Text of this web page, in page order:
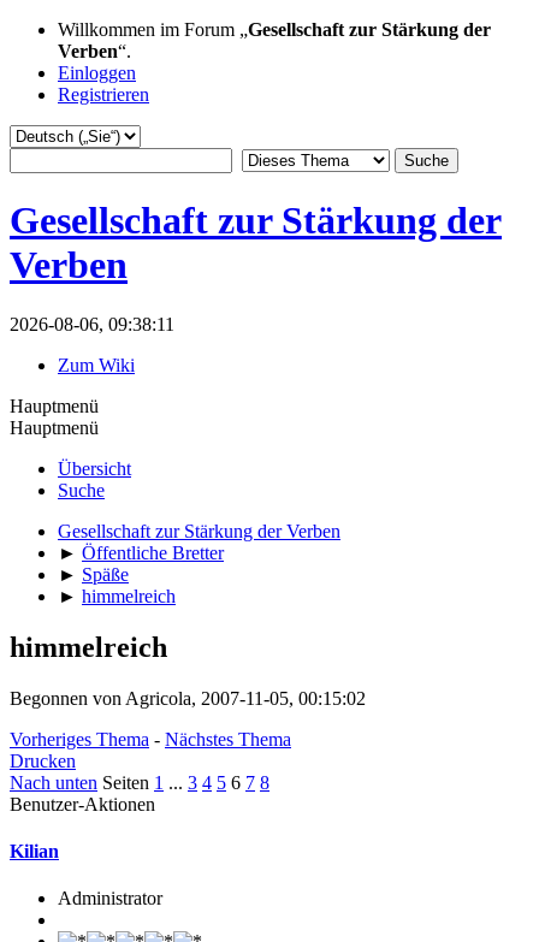
Willkommen im Forum „Gesellschaft zur Stärkung der
Verben“.
Einloggen
Registrieren
Gesellschaft zur Stärkung der
Verben
2026-08-06, 09:38:11
Zum Wiki
Hauptmenü
Hauptmenü
Übersicht
Suche
Gesellschaft zur Stärkung der Verben
► Öffentliche Bretter
► Späße
► himmelreich
himmelreich
Begonnen von Agricola, 2007-11-05, 00:15:02
Vorheriges Thema - Nächstes Thema
Drucken
Nach unten Seiten 1 ... 3 4 5 6 7 8
Benutzer-Aktionen
Kilian
Administrator